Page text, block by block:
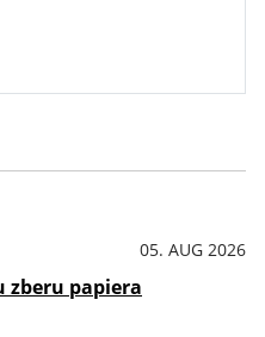
05. AUG 2026
zberu papiera